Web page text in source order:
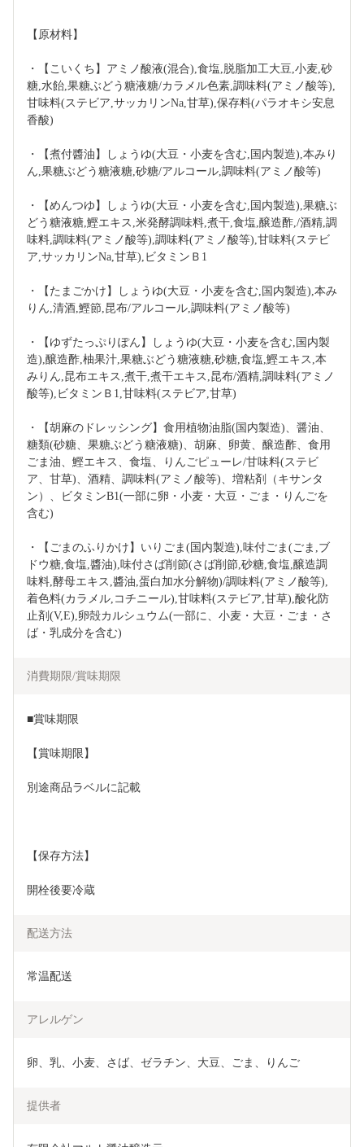
【原材料】
・【こいくち】アミノ酸液(混合),食塩,脱脂加工大豆,小麦,砂
糖,水飴,果糖ぶどう糖液糖/カラメル色素,調味料(アミノ酸等),
甘味料(ステビア,サッカリンNa,甘草),保存料(パラオキシ安息
香酸)
・【煮付醬油】しょうゆ(大豆・小麦を含む,国内製造),本みり
ん,果糖ぶどう糖液糖,砂糖/アルコール,調味料(アミノ酸等)
・【めんつゆ】しょうゆ(大豆・小麦を含む,国内製造),果糖ぶ
どう糖液糖,鰹エキス,米発酵調味料,煮干,食塩,醸造酢,/酒精,調
味料,調味料(アミノ酸等),調味料(アミノ酸等),甘味料(ステビ
ア,サッカリンNa,甘草),ビタミンＢ1
・【たまごかけ】しょうゆ(大豆・小麦を含む,国内製造),本み
りん,清酒,鰹節,昆布/アルコール,調味料(アミノ酸等)
・【ゆずたっぷりぽん】しょうゆ(大豆・小麦を含む,国内製
造),醸造酢,柚果汁,果糖ぶどう糖液糖,砂糖,食塩,鰹エキス,本
みりん,昆布エキス,煮干,煮干エキス,昆布/酒精,調味料(アミノ
酸等),ビタミンＢ1,甘味料(ステビア,甘草)
・【胡麻のドレッシング】食用植物油脂(国内製造)、醤油、
糖類(砂糖、果糖ぶどう糖液糖)、胡麻、卵黄、醸造酢、食用
ごま油、鰹エキス、食塩、りんごピューレ/甘味料(ステビ
ア、甘草)、酒精、調味料(アミノ酸等)、増粘剤（キサンタ
ン）、ビタミンB1(一部に卵・小麦・大豆・ごま・りんごを
含む)
・【ごまのふりかけ】いりごま(国内製造),味付ごま(ごま,ブ
ドウ糖,食塩,醬油),味付さば削節(さば削節,砂糖,食塩,醸造調
味料,酵母エキス,醬油,蛋白加水分解物)/調味料(アミノ酸等),
着色料(カラメル,コチニール),甘味料(ステビア,甘草),酸化防
止剤(V,E),卵殻カルシュウム(一部に、小麦・大豆・ごま・さ
ば・乳成分を含む)
消費期限/賞味期限
■賞味期限
【賞味期限】
別途商品ラベルに記載
【保存方法】
開栓後要冷蔵
配送方法
常温配送
アレルゲン
卵、乳、小麦、さば、ゼラチン、大豆、ごま、りんご
提供者